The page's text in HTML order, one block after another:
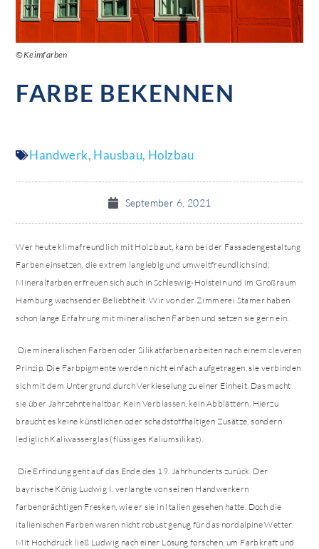
©Keimfarben
FARBE BEKENNEN
Handwerk, Hausbau, Holzbau
September 6, 2021
Wer heute klimafreundlich mit Holz baut, kann bei der Fassadengestaltung
Farben einsetzen, die extrem langlebig und umweltfreundlich sind:
Mineralfarben erfreuen sich auch in Schleswig-Holstein und im Großraum
Hamburg wachsender Beliebtheit. Wir von der Zimmerei Stamer haben
schon lange Erfahrung mit mineralischen Farben und setzen sie gern ein.
Die mineralischen Farben oder Silikatfarben arbeiten nach einem cleveren
Prinzip. Die Farbpigmente werden nicht einfach aufgetragen, sie verbinden
sich mit dem Untergrund durch Verkieselung zu einer Einheit. Das macht
sie über Jahrzehnte haltbar. Kein Verblassen, kein Abblättern. Hierzu
braucht es keine künstlichen oder schadstoffhaltigen Zusätze, sondern
lediglich Kaliwasserglas (flüssiges Kaliumsilikat).
Die Erfindung geht auf das Ende des 19. Jahrhunderts zurück. Der
bayrische König Ludwig I. verlangte von seinen Handwerkern
farbenprächtigen Fresken, wie er sie in Italien gesehen hatte. Doch die
italienischen Farben waren nicht robust genug für das nordalpine Wetter.
Mit Hochdruck ließ Ludwig nach einer Lösung forschen, um Farbkraft und